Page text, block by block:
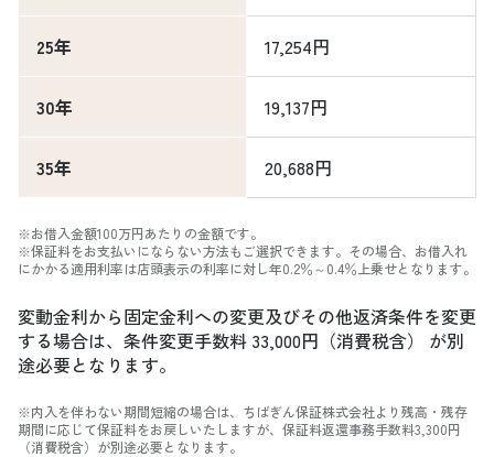
25年 17,254円
30年 19,137円
35年 20,688円
※お借入金額100万円あたりの金額です。
※保証料をお支払いにならない方法もご選択できます。その場合、お借入れ
にかかる適用利率は店頭表示の利率に対し年0.2％～0.4％上乗せとなります。
変動金利から固定金利への変更及びその他返済条件を変更
する場合は、条件変更手数料 33,000円（消費税含） が別
途必要となります。
※内入を伴わない期間短縮の場合は、ちばぎん保証株式会社より残高・残存
期間に応じて保証料をお戻しいたしますが、保証料返還事務手数料3,300円
（消費税含）が別途必要となります。